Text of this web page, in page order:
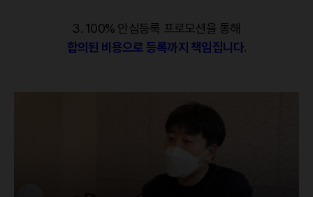
3. 100% 안심등록 프로모션을 통해
합의된 비용으로 등록까지 책임집니다.